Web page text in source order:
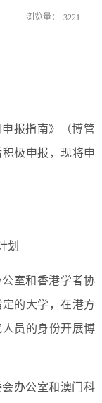
浏览量： 3221
申报指南》（博管
极申报，现将申
划
室和香港学者协
的大学，在港方
员的身份开展博
办公室和澳门科